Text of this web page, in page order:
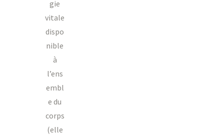
gie
vitale
dispo
nible
à
l’ens
embl
e du
corps
(elle